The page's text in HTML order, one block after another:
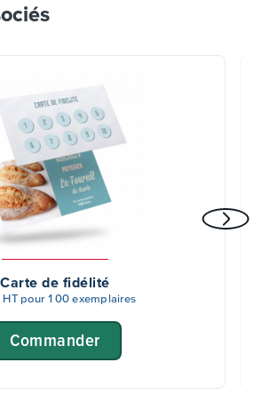
Carte de fidélité
pour 100 exemplaires
Commander